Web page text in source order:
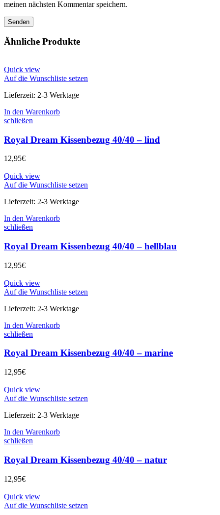
meinen nächsten Kommentar speichern.
Ähnliche Produkte
Quick view
Auf die Wunschliste setzen
Lieferzeit: 2-3 Werktage
In den Warenkorb
schließen
Royal Dream Kissenbezug 40/40 – lind
12,95€
Quick view
Auf die Wunschliste setzen
Lieferzeit: 2-3 Werktage
In den Warenkorb
schließen
Royal Dream Kissenbezug 40/40 – hellblau
12,95€
Quick view
Auf die Wunschliste setzen
Lieferzeit: 2-3 Werktage
In den Warenkorb
schließen
Royal Dream Kissenbezug 40/40 – marine
12,95€
Quick view
Auf die Wunschliste setzen
Lieferzeit: 2-3 Werktage
In den Warenkorb
schließen
Royal Dream Kissenbezug 40/40 – natur
12,95€
Quick view
Auf die Wunschliste setzen